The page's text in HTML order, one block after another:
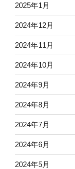
2025年1月
2024年12月
2024年11月
2024年10月
2024年9月
2024年8月
2024年7月
2024年6月
2024年5月